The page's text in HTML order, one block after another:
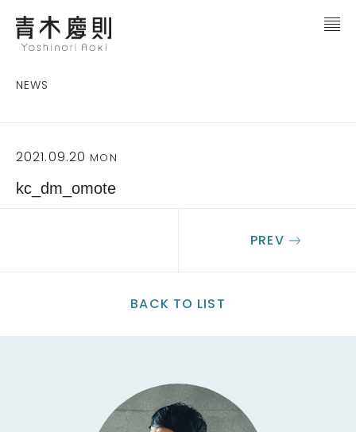
NEWS
2021.09.20 MON
kc_dm_omote
BACK TO LIST
PREV